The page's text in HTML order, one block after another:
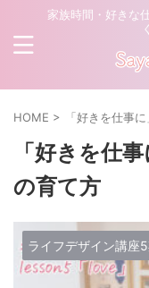
家族時間・好きな
HOME > 「好きを仕事
「好きを仕
の育て方
ライフデザイン講座